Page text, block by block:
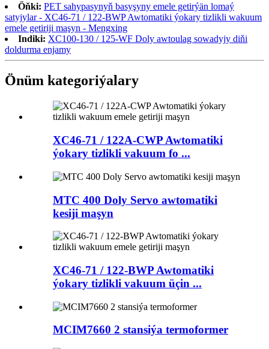
Öňki: PET sahypasynyň basyşyny emele getirýän lomaý
satyjylar - XC46-71 / 122-BWP Awtomatiki ýokary tizlikli wakuum
emele getiriji maşyn - Mengxing
Indiki: XC100-130 / 125-WF Doly awtoulag sowadyjy diňi
doldurma enjamy
Önüm kategoriýalary
XC46-71 / 122A-CWP Awtomatiki
ýokary tizlikli vakuum fo ...
MTC 400 Doly Servo awtomatiki
kesiji maşyn
XC46-71 / 122-BWP Awtomatiki
ýokary tizlikli vakuum üçin ...
MCIM7660 2 stansiýa termoformer